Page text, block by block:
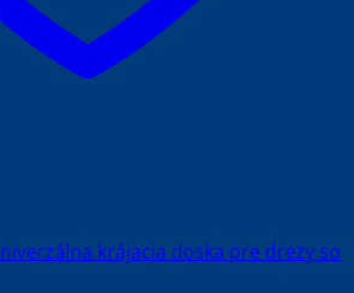
krájacia doska pre drezy so